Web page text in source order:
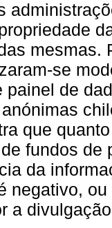
mesmas.
se
painel de
que
fundos de
da
negativo,
a